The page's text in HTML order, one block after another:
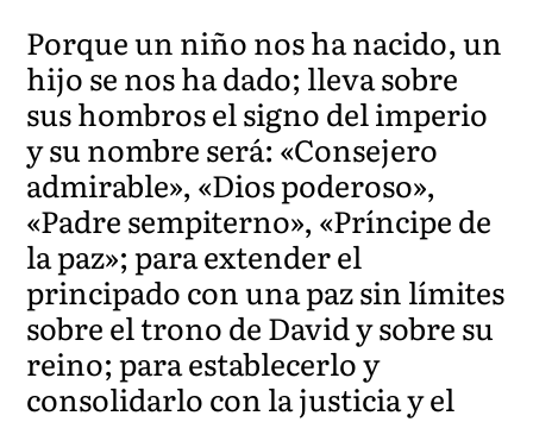
Porque un niño nos ha nacido, un
hijo se nos ha dado; lleva sobre
sus hombros el signo del imperio
y su nombre será: «Consejero
admirable», «Dios poderoso»,
«Padre sempiterno», «Príncipe de
la paz»; para extender el
principado con una paz sin límites
sobre el trono de David y sobre su
reino; para establecerlo y
consolidarlo con la justicia y el